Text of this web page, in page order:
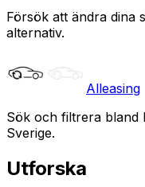
Försök att ändra dina
alternativ.
Alleasing
Sök och filtrera bland
Sverige.
Utforska